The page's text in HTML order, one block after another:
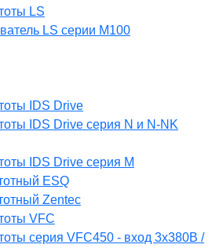
LS
LS серии M100
IDS Drive
IDS Drive серия N и N-NK
IDS Drive серия М
ESQ
Zentec
VFC
серия VFC450 - вход 3х380В /